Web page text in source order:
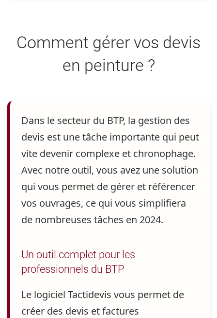
Comment gérer vos devis
en peinture ?
Dans le secteur du BTP, la gestion des
devis est une tâche importante qui peut
vite devenir complexe et chronophage.
Avec notre outil, vous avez une solution
qui vous permet de gérer et référencer
vos ouvrages, ce qui vous simplifiera
de nombreuses tâches en 2024.
Un outil complet pour les
professionnels du BTP
Le logiciel Tactidevis vous permet de
créer des devis et factures